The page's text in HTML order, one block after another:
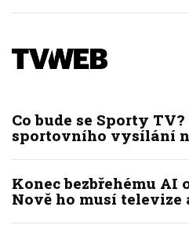
Co bude se Sporty
sportovního vysílání
Konec bezbřehému
Nově ho musí televize